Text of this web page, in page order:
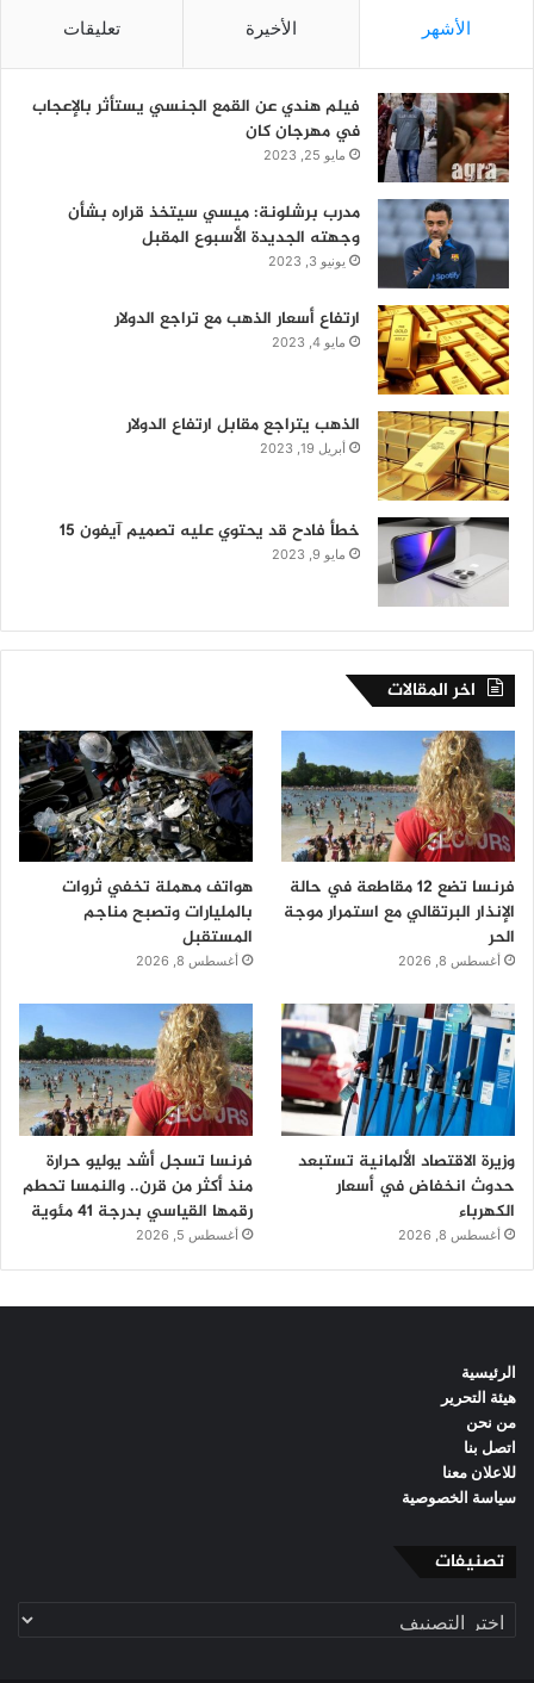
الأشهر الأخيرة تعليقات
فيلم هندي عن القمع الجنسي يستأثر بالإعجاب
في مهرجان كان
مايو 25, 2023
مدرب برشلونة: ميسي سيتخذ قراره بشأن
وجهته الجديدة الأسبوع المقبل
يونيو 3, 2023
ارتفاع أسعار الذهب مع تراجع الدولار
مايو 4, 2023
الذهب يتراجع مقابل ارتفاع الدولار
أبريل 19, 2023
خطأ فادح قد يحتوي عليه تصميم آيفون 15
مايو 9, 2023
اخر المقالات
فرنسا تضع 12 مقاطعة في حالة
الإنذار البرتقالي مع استمرار موجة
الحر
أغسطس 8, 2026
هواتف مهملة تخفي ثروات
بالمليارات وتصبح مناجم
المستقبل
أغسطس 8, 2026
وزيرة الاقتصاد الألمانية تستبعد
حدوث انخفاض في أسعار
الكهرباء
أغسطس 8, 2026
فرنسا تسجل أشد يوليو حرارة
منذ أكثر من قرن.. والنمسا تحطم
رقمها القياسي بدرجة 41 مئوية
أغسطس 5, 2026
الرئيسية
هيئة التحرير
من نحن
اتصل بنا
للاعلان معنا
سياسة الخصوصية
تصنيفات
تصنيفات